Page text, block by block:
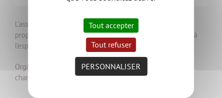
L’association Animaje sur la commune de Saint Hilaire
propose un temps d’ouverture aux jeunes de 11 à 17 ans à
l’espace jeunes.
Organisation de séjours, d'événements, de sorties, de
chantiers solidaires...
Tout accepter
Tout refuser
PERSONNALISER